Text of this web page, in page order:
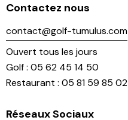
Contactez nous
contact@golf-tumulus.com
Ouvert tous les jours
Golf : 05 62 45 14 50
Restaurant : 05 81 59 85 02
Réseaux Sociaux